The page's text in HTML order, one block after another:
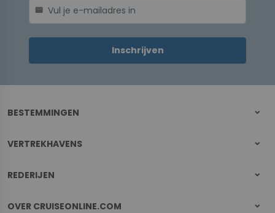
mail
Inschrijven
BESTEMMINGEN
VERTREKHAVENS
REDERIJEN
OVER CRUISEONLINE.COM